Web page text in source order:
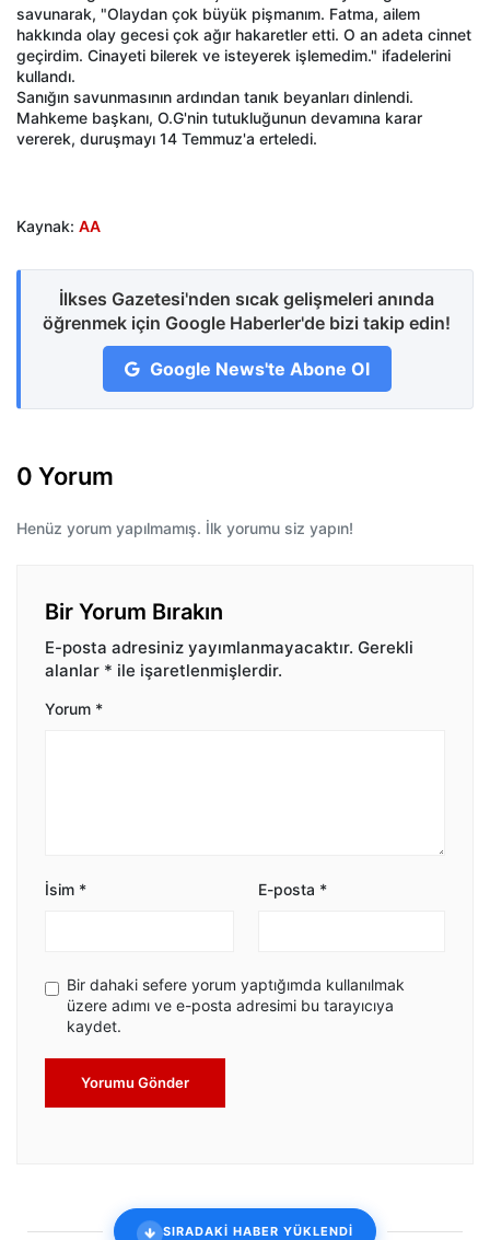
savunarak, "Olaydan çok büyük pişmanım. Fatma, ailem
hakkında olay gecesi çok ağır hakaretler etti. O an adeta cinnet
geçirdim. Cinayeti bilerek ve isteyerek işlemedim." ifadelerini
kullandı.
Sanığın savunmasının ardından tanık beyanları dinlendi.
Mahkeme başkanı, O.G'nin tutukluğunun devamına karar
vererek, duruşmayı 14 Temmuz'a erteledi.
Kaynak: AA
İlkses Gazetesi'nden sıcak gelişmeleri anında
öğrenmek için Google Haberler'de bizi takip edin!
Google News'te Abone Ol
0 Yorum
Henüz yorum yapılmamış. İlk yorumu siz yapın!
Bir Yorum Bırakın
E-posta adresiniz yayımlanmayacaktır. Gerekli
alanlar * ile işaretlenmişlerdir.
Yorum *
İsim * E-posta *
Bir dahaki sefere yorum yaptığımda kullanılmak
üzere adımı ve e-posta adresimi bu tarayıcıya
kaydet.
Yorumu Gönder
SIRADAKİ HABER YÜKLENDİ